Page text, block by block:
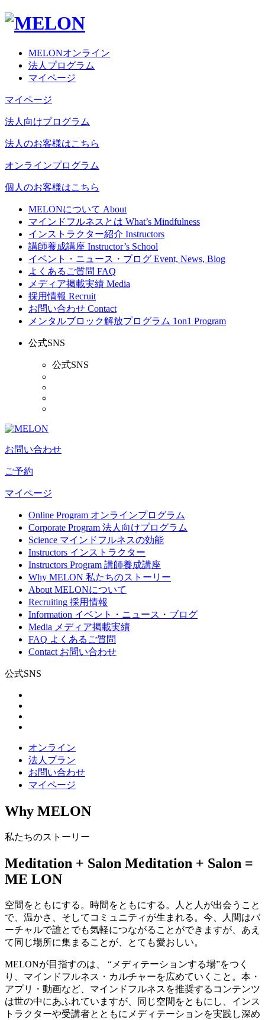
MELONオンライン
法人プログラム
マイページ
マイページ
法人向けプログラム
法人のお客様はこちら
オンラインプログラム
個人のお客様はこちら
MELONについて About
マインドフルネスとは What’s Mindfulness
インストラクター紹介 Instructors
講師養成講座 Instructor’s School
イベント・ニュース・ブログ Event, News, Blog
よくあるご質問 FAQ
メディア掲載実績 Media
採用情報 Recruit
お問い合わせ Contact
メンタルブロック解放プログラム 1on1 Program
公式SNS
公式SNS
お問い合わせ
ご予約
マイページ
Online Program オンラインプログラム
Corporate Program 法人向けプログラム
Science マインドフルネスの効能
Instructors インストラクター
Instructors Program 講師養成講座
Why MELON 私たちのストーリー
About MELONについて
Recruiting 採用情報
Information イベント・ニュース・ブログ
Media メディア掲載実績
FAQ よくあるご質問
Contact お問い合わせ
公式SNS
オンライン
法人プラン
お問い合わせ
マイページ
Why MELON
私たちのストーリー
Meditation + Salon Meditation + Salon =
ME LON
空間をともにする。時間をともにする。人と人が出会うこと
で、温かさ、そしてコミュニティが生まれる。今、人間はバ
ーチャルで誰とでも気軽につながることができますが、あえ
て同じ場所に集まることが、とても愛おしい。
MELONが目指すのは、 “メディテーションする場”をつく
り、マインドフルネス・カルチャーを広めていくこと。本・
アプリ・動画など、マインドフルネスを推奨するコンテンツ
は世の中にあふれていますが、同じ空間をともにし、インス
トラクターや受講者とともにメディテーションを実践し深め